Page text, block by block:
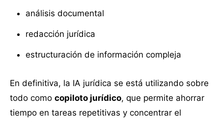
análisis documental
redacción jurídica
estructuración de información compleja
En definitiva, la IA jurídica se está utilizando sobre
todo como copiloto jurídico, que permite ahorrar
tiempo en tareas repetitivas y concentrar el